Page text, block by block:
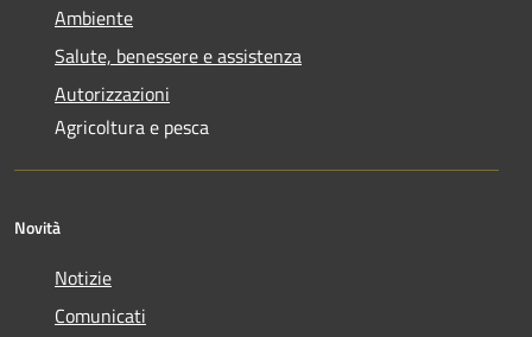
Ambiente
Salute, benessere e assistenza
Autorizzazioni
Agricoltura e pesca
Novità
Notizie
Comunicati